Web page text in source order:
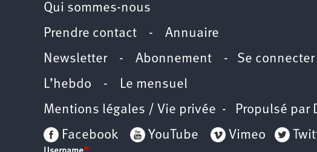
Qui sommes-nous
Prendre contact - Annuaire
Newsletter - Abonnement - Se connecter
L’hebdo - Le mensuel
Mentions légales / Vie privée - Propulsé par
Facebook
YouTube Vimeo